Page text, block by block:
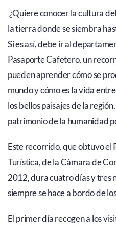
¿Quiere conocer la cultura
la tierra donde se siembra
Si es así, debe ir al
Pasaporte Cafetero, un
pueden aprender cómo se
mundo y cómo es la vida
los bellos paisajes de la
patrimonio de la humanidad
Este recorrido, que obtuvo el
Turística, de la Cámara de
2012, dura cuatro días y tres
siempre se hace a bordo de
El primer día recogen a los